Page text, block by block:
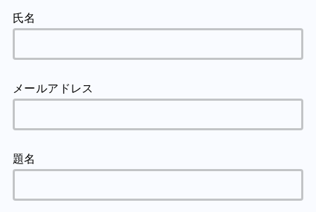
氏名
メールアドレス
題名